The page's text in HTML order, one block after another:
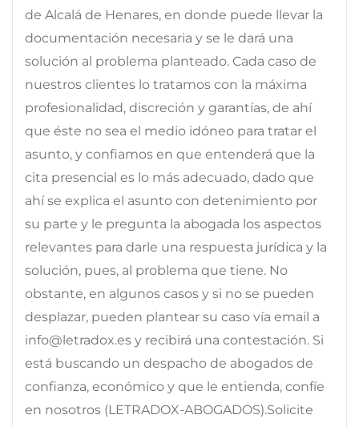
de Alcalá de Henares, en donde puede llevar la
documentación necesaria y se le dará una
solución al problema planteado. Cada caso de
nuestros clientes lo tratamos con la máxima
profesionalidad, discreción y garantías, de ahí
que éste no sea el medio idóneo para tratar el
asunto, y confiamos en que entenderá que la
cita presencial es lo más adecuado, dado que
ahí se explica el asunto con detenimiento por
su parte y le pregunta la abogada los aspectos
relevantes para darle una respuesta jurídica y la
solución, pues, al problema que tiene. No
obstante, en algunos casos y si no se pueden
desplazar, pueden plantear su caso vía email a
info@letradox.es y recibirá una contestación. Si
está buscando un despacho de abogados de
confianza, económico y que le entienda, confíe
en nosotros (LETRADOX-ABOGADOS).Solicite